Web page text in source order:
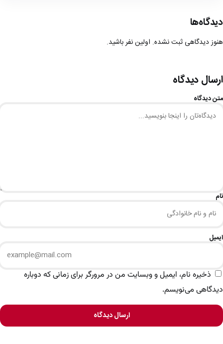
دیدگاه‌ها
هنوز دیدگاهی ثبت نشده. اولین نفر باشید.
ارسال دیدگاه
متن دیدگاه
نام
ایمیل
ذخیره نام، ایمیل و وبسایت من در مرورگر برای زمانی که دوباره
دیدگاهی می‌نویسم.
ارسال دیدگاه